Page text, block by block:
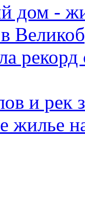
дом -
рекорд
и рек
жилье